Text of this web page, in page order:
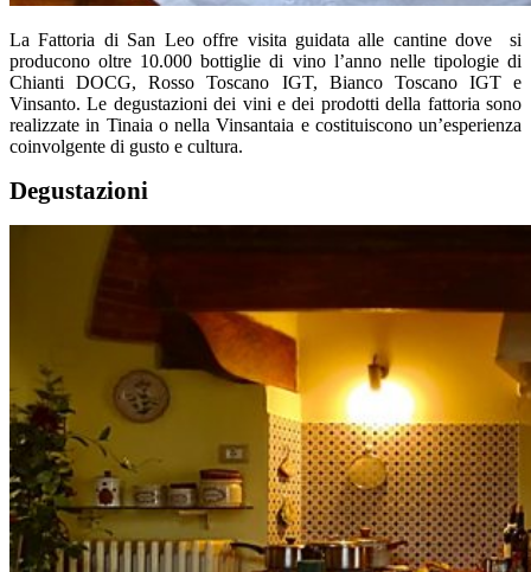
La Fattoria di San Leo offre visita guidata alle cantine dove si
producono oltre 10.000 bottiglie di vino l’anno nelle tipologie di
Chianti DOCG, Rosso Toscano IGT, Bianco Toscano IGT e
Vinsanto. Le degustazioni dei vini e dei prodotti della fattoria sono
realizzate in Tinaia o nella Vinsantaia e costituiscono un’esperienza
coinvolgente di gusto e cultura.
Degustazioni